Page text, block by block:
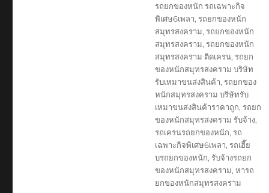
รถยกของหนัก รถเฉพาะกิจ
พิเศษ6เพลา, รถยกของหนัก
สมุทรสงคราม, รถยกของหนัก
สมุทรสงคราม, รถยกของหนัก
สมุทรสงคราม ติดเครน, รถยก
ของหนักสมุทรสงคราม บริษัท
รับเหมาขนส่งสินค้า, รถยกของ
หนักสมุทรสงคราม บริษัทรับ
เหมาขนส่งสินค้าราคาถูก, รถยก
ของหนักสมุทรสงคราม รับจ้าง,
รถเครนรถยกของหนัก, รถ
เฉพาะกิจพิเศษ6เพลา, รถเฮี๊ย
บรถยกของหนัก, รับจ้างรถยก
ของหนักสมุทรสงคราม, หารถ
ยกของหนักสมุทรสงคราม